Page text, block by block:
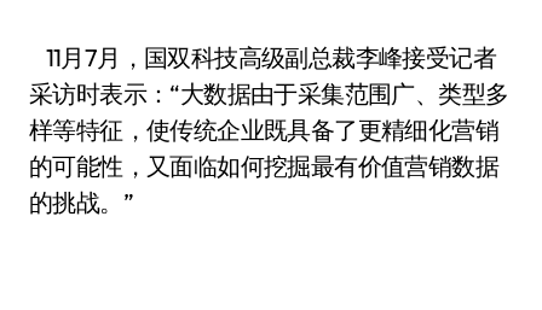
11月7月，国双科技高级副总裁李峰接受记者
采访时表示：“大数据由于采集范围广、类型多
样等特征，使传统企业既具备了更精细化营销
的可能性，又面临如何挖掘最有价值营销数据
的挑战。”